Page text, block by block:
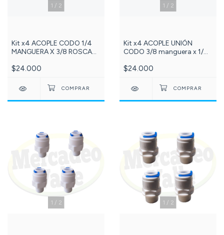
1 / 2
Kit x4 ACOPLE CODO 1/4
MANGUERA X 3/8 ROSCA
111-DCC005A
$24.000
1 / 2
Kit x4 ACOPLE UNIÓN
CODO 3/8 manguera x 1/4
DCC004B
$24.000
1 / 2 1 / 2